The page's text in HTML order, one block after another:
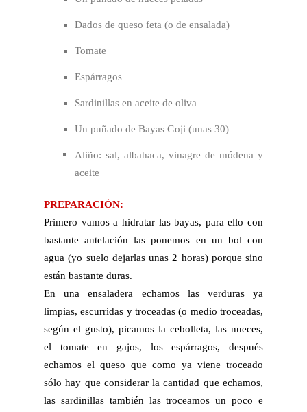
Dados de queso feta (o de ensalada)
Tomate
Espárragos
Sardinillas en aceite de oliva
Un puñado de Bayas Goji (unas 30)
Aliño: sal, albahaca, vinagre de módena y
aceite
PREPARACIÓN:
Primero vamos a hidratar las bayas, para ello con
bastante antelación las ponemos en un bol con
agua (yo suelo dejarlas unas 2 horas) porque sino
están bastante duras.
En una ensaladera echamos las verduras ya
limpias, escurridas y troceadas (o medio troceadas,
según el gusto), picamos la cebolleta, las nueces,
el tomate en gajos, los espárragos, después
echamos el queso que como ya viene troceado
sólo hay que considerar la cantidad que echamos,
las sardinillas también las troceamos un poco e